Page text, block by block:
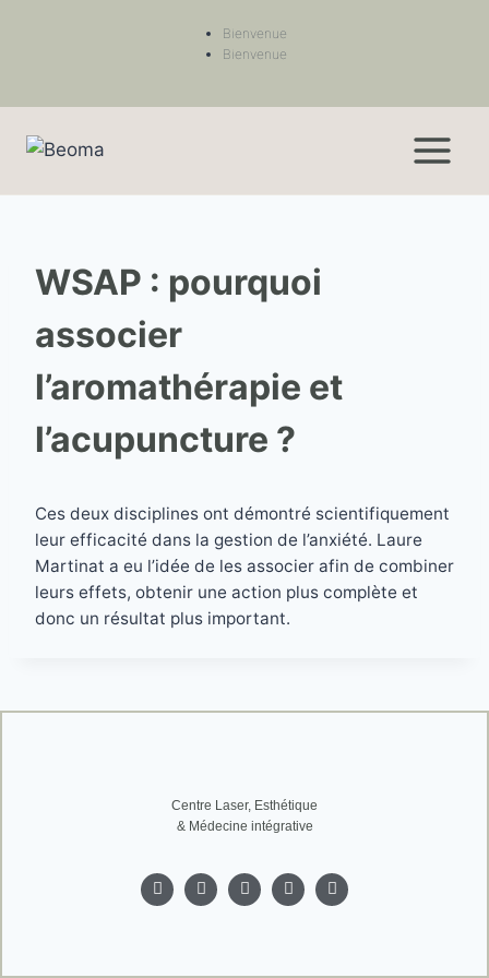
Bienvenue
Bienvenue
WSAP : pourquoi
associer
l’aromathérapie et
l’acupuncture ?
Ces deux disciplines ont démontré scientifiquement
leur efficacité dans la gestion de l’anxiété. Laure
Martinat a eu l’idée de les associer afin de combiner
leurs effets, obtenir une action plus complète et
donc un résultat plus important.
Centre Laser, Esthétique
& Médecine intégrative